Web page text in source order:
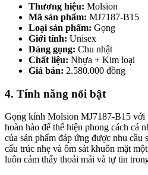
Thương hiệu: Molsion
Mã sản phẩm: MJ7187-B15
Loại sản phẩm: Gọng
Giới tính: Unisex
Dáng gọng: Chu nhật
Chất liệu: Nhựa + Kim loại
Giá bán: 2.580.000 đồng
4. Tính năng nổi bật
Gọng kính Molsion MJ7187-B15 với
hoàn hảo để thể hiện phong cách cá
của sản phẩm đáp ứng được nhu cầu
cấu trúc nhẹ và ôm sát khuôn mặt
luôn cảm thấy thoải mái và tự tin